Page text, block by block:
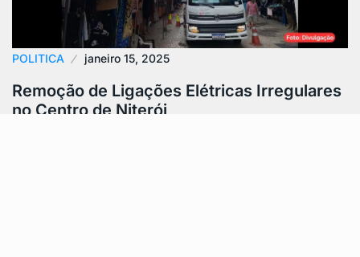
POLITICA janeiro 15, 2025
Remoção de Ligações Elétricas Irregulares
no Centro de Niterói